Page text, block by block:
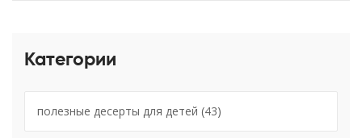
Категории
полезные десерты для детей (43)